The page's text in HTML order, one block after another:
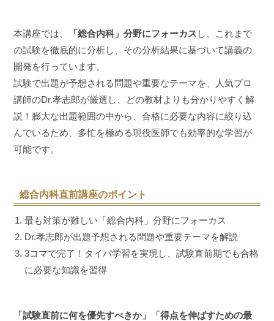
本講座では、 「総合内科」分野にフォーカス し、これまで
の試験を徹底的に分析し、その分析結果に基づいて講義の
開発を行っています。
試験で出題が予想される問題や重要なテーマを、人気プロ
講師のDr.孝志郎が厳選し、どの教材よりも分かりやすく解
説！膨大な出題範囲の中から、合格に必要な内容に絞り込
んでいるため、多忙を極める現役医師でも効率的な学習が
可能です。
総合内科直前講座のポイント
最も対策が難しい「総合内科」分野にフォーカス
Dr.孝志郎が出題予想される問題や重要テーマを解説
3コマで完了！タイパ学習を実現し、試験直前期でも合格
に必要な知識を習得
「試験直前に何を優先すべきか」
「得点を伸ばすための最